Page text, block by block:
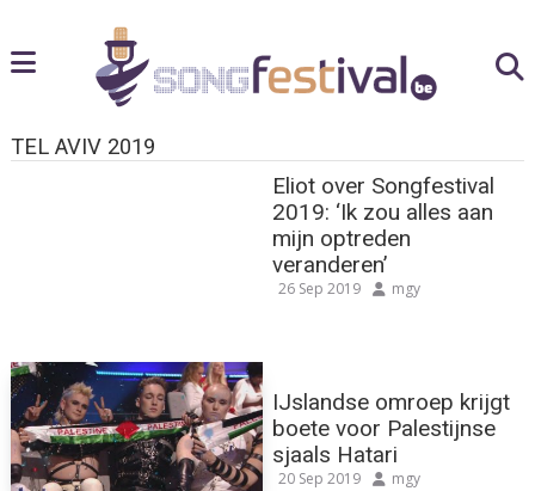
TEL AVIV 2019
Eliot over Songfestival
2019: ‘Ik zou alles aan
mijn optreden
veranderen’
26 Sep 2019 mgy
IJslandse omroep krijgt
boete voor Palestijnse
sjaals Hatari
20 Sep 2019 mgy